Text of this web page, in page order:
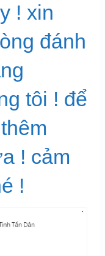
! xin
đánh
tôi ! để
! cảm
!